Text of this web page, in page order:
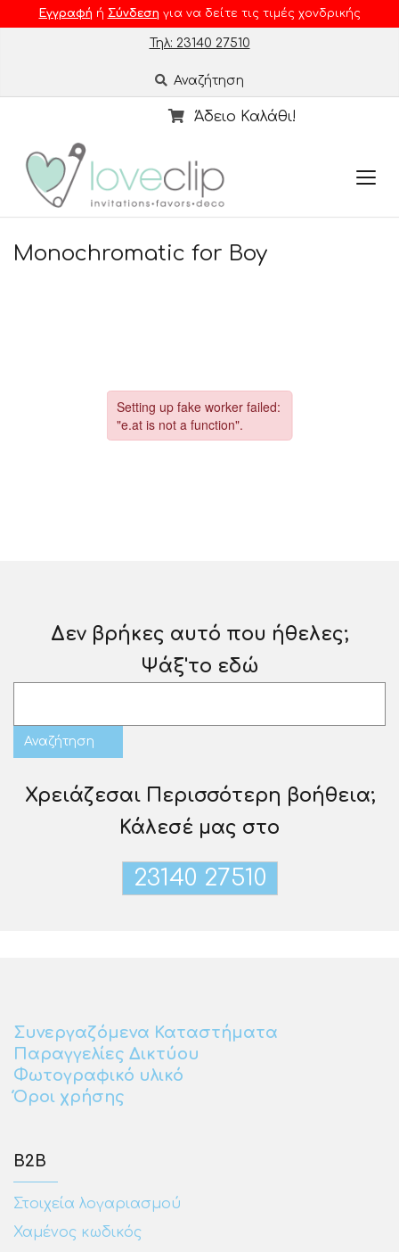
Εγγραφή ή Σύνδεση για να δείτε τις τιμές χονδρικής
Τηλ: 23140 27510
Αναζήτηση
Άδειο Καλάθι!
Monochromatic for Boy
Δεν βρήκες αυτό που ήθελες;
Ψάξ'το εδώ
Χρειάζεσαι Περισσότερη βοήθεια;
Κάλεσέ μας στο
23140 27510
Συνεργαζόμενα Καταστήματα
Παραγγελίες Δικτύου
Φωτογραφικό υλικό
Όροι χρήσης
Β2Β
Στοιχεία λογαριασμού
Χαμένος κωδικός